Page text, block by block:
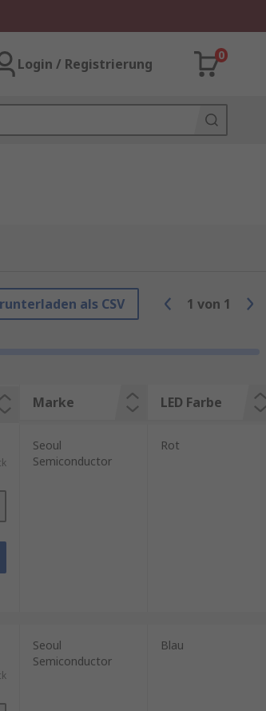
Login / Registrierung
0
als CSV 1 von 1
Marke LED Farbe
Seoul
Semiconductor
Rot
Seoul
Semiconductor
Blau